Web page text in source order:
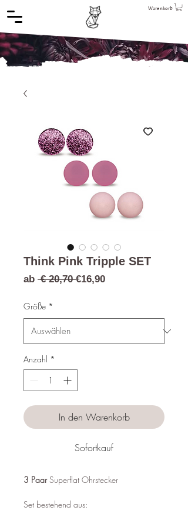
Warenkorb
Think Pink Tripple SET
ab € 20,70 Standardpreis
€16,90Sale-
Größe *
Anzahl *
In den Warenkorb
Sofortkauf
3 PaarSuperflat Ohrstecker
Set bestehend aus: